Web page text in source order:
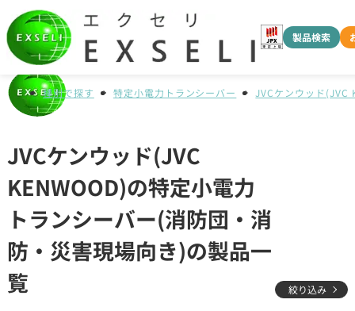
製品検索
種別で探す 特定小電力トランシーバー JVCケンウッド(JVC
JVCケンウッド(JVC
KENWOOD)の特定小電力
トランシーバー(消防団・消
防・災害現場向き)の製品一
覧
絞り込み